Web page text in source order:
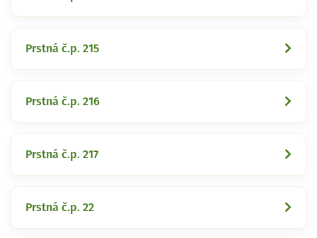
Prstná č.p. 215
Prstná č.p. 216
Prstná č.p. 217
Prstná č.p. 22